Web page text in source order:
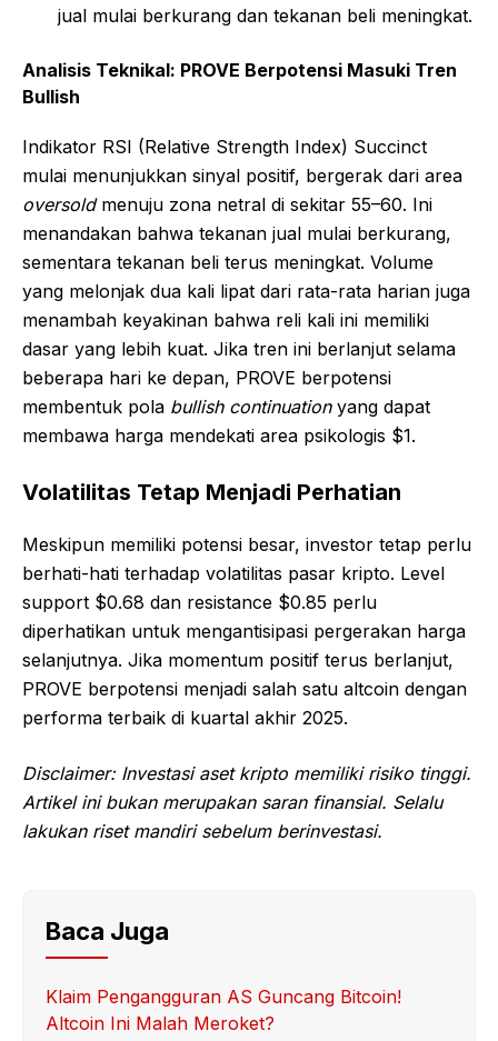
jual mulai berkurang dan tekanan beli meningkat.
Analisis Teknikal: PROVE Berpotensi Masuki Tren
Bullish
Indikator RSI (Relative Strength Index) Succinct
mulai menunjukkan sinyal positif, bergerak dari area
oversoldmenuju zona netral di sekitar 55–60. Ini
menandakan bahwa tekanan jual mulai berkurang,
sementara tekanan beli terus meningkat. Volume
yang melonjak dua kali lipat dari rata-rata harian juga
menambah keyakinan bahwa reli kali ini memiliki
dasar yang lebih kuat. Jika tren ini berlanjut selama
beberapa hari ke depan, PROVE berpotensi
membentuk pola bullish continuationyang dapat
membawa harga mendekati area psikologis $1.
Volatilitas Tetap Menjadi Perhatian
Meskipun memiliki potensi besar, investor tetap perlu
berhati-hati terhadap volatilitas pasar kripto. Level
support $0.68 dan resistance $0.85 perlu
diperhatikan untuk mengantisipasi pergerakan harga
selanjutnya. Jika momentum positif terus berlanjut,
PROVE berpotensi menjadi salah satu altcoin dengan
performa terbaik di kuartal akhir 2025.
Disclaimer: Investasi aset kripto memiliki risiko tinggi.
Artikel ini bukan merupakan saran finansial. Selalu
lakukan riset mandiri sebelum berinvestasi.
Baca Juga
Klaim Pengangguran AS Guncang Bitcoin!
Altcoin Ini Malah Meroket?